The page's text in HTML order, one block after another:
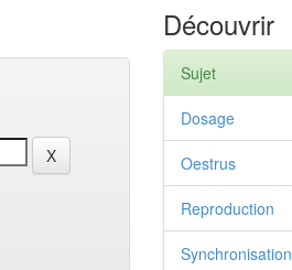
Découvrir
Sujet
Dosage
Oestrus
Reproduction
Synchronisation